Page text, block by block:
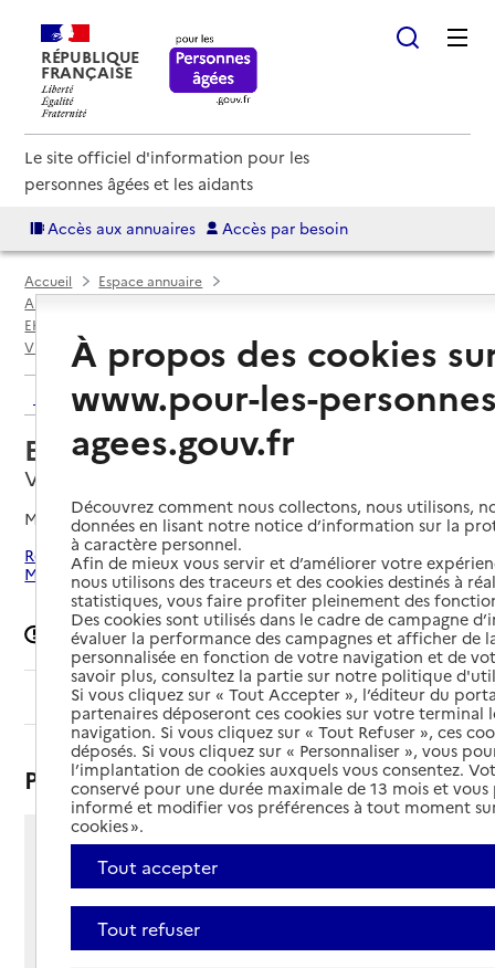
RÉPUBLIQUE
FRANÇAISE
Le site officiel d'information pour les
personnes âgées et les aidants
Accès aux annuaires Accès par besoin
Accueil
Espace annuaire
Annuaire EHPAD et maisons de retraite
EHPAD par département
Villeneuve-lès-Maguelone
EHPAD Mathilde Laurent
Retour aux résultats de l'annuaire
EHPAD Mathilde Laurent
Villeneuve-lès-Maguelone, HERAULT
Mis à jour le17/10/2025
Rechercher les établissements autour de Villeneuve-lès-
Maguelone
Signaler une erreur
Sommaire
Présentation
- BP 21
34750 - Villeneuve-lès-Maguelone
Voir itinéraire
Téléphone :
À propos des cookies
www.pour-les-
agees.gouv.fr
Découvrez comment nous collectons, nous utilisons,
données en lisant notre notice d’information sur la
à caractère personnel.
Afin de mieux vous servir et d’améliorer votre
nous utilisons des traceurs et des cookies destinés à
statistiques, vous faire profiter pleinement des
Des cookies sont utilisés dans le cadre de campagne
évaluer la performance des campagnes et afficher de
personnalisée en fonction de votre navigation et de
savoir plus, consultez la partie sur notre politique
Si vous cliquez sur « Tout Accepter », l’éditeur du
partenaires déposeront ces cookies sur votre terminal
navigation. Si vous cliquez sur « Tout Refuser », ces
déposés. Si vous cliquez sur « Personnaliser », vous
l’implantation de cookies auxquels vous consentez.
conservé pour une durée maximale de 13 mois et
informé et modifier vos préférences à tout moment
cookies ».
Tout accepter
Tout refuser